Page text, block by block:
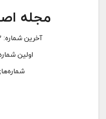
مجله
آخرین شماره:
اولین